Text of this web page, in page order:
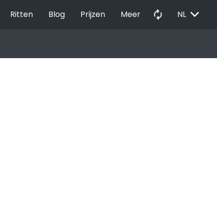
Ritten Blog Prijzen Meer autorenew NL EXPAND_MORE